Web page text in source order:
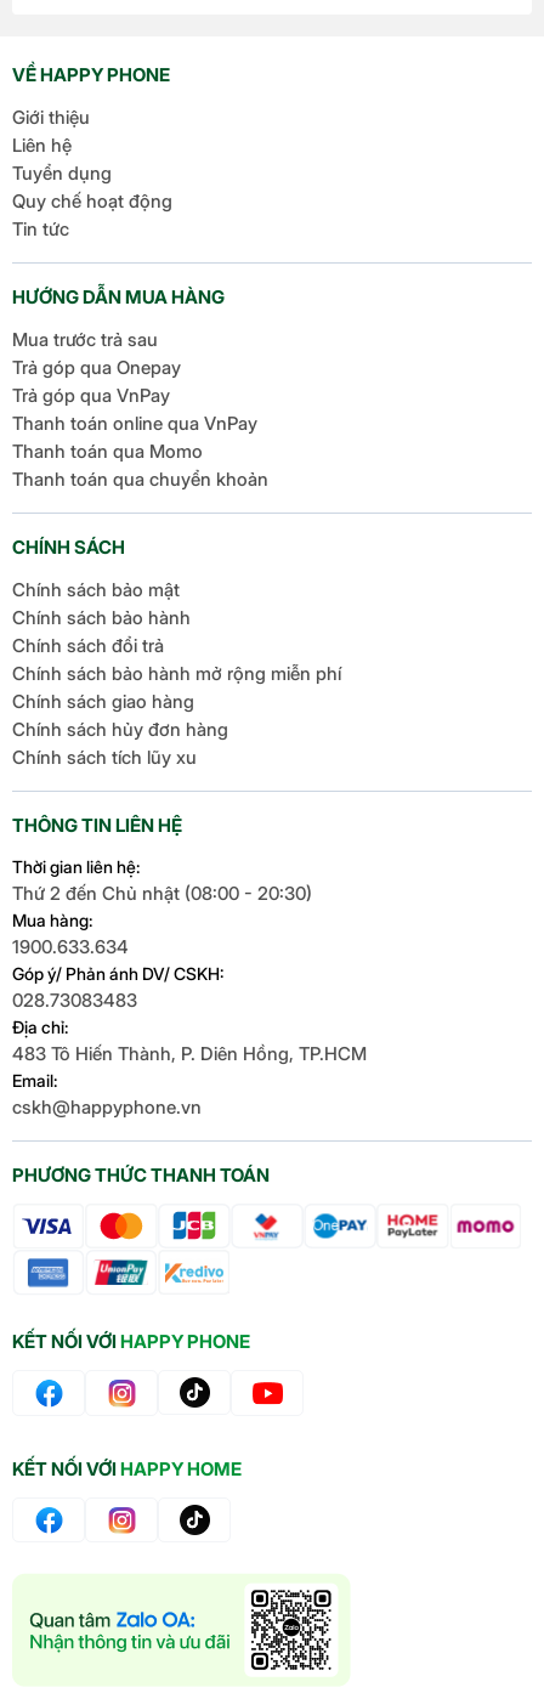
VỀ HAPPY PHONE
Giới thiệu
Liên hệ
Tuyển dụng
Quy chế hoạt động
Tin tức
HƯỚNG DẪN MUA HÀNG
Mua trước trả sau
Trả góp qua Onepay
Trả góp qua VnPay
Thanh toán online qua VnPay
Thanh toán qua Momo
Thanh toán qua chuyển khoản
PHƯƠNG THỨC THANH TOÁN
KẾT NỐI VỚIHAPPY PHONE
CHÍNH SÁCH
Chính sách bảo mật
Chính sách bảo hành
Chính sách đổi trả
Chính sách bảo hành mở rộng miễn phí
Chính sách giao hàng
Chính sách hủy đơn hàng
Chính sách tích lũy xu
THÔNG TIN LIÊN HỆ
Thời gian liên hệ:
Thứ 2 đến Chủ nhật (08:00 - 20:30)
Mua hàng:
1900.633.634
Góp ý/ Phản ánh DV/ CSKH:
028.73083483
Địa chỉ:
483 Tô Hiến Thành, P. Diên Hồng, TP.HCM
Email:
cskh@happyphone.vn
KẾT NỐI VỚIHAPPY HOME